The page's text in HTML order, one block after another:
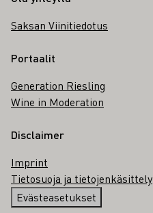
Saksan Viinitiedotus
Portaalit
Generation Riesling
Wine in Moderation
Disclaimer
Imprint
Tietosuoja ja tietojenkäsittely
Evästeasetukset